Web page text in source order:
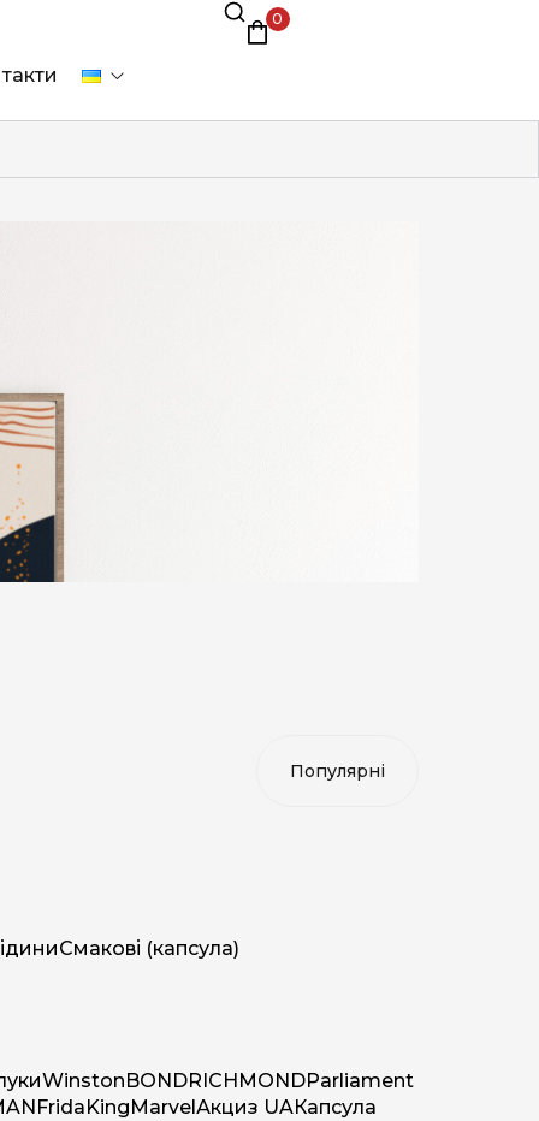
0
Смакові (капсула)
WinstonBONDRICHMONDParliament
FridaKingMarvelАкциз UAКапсула